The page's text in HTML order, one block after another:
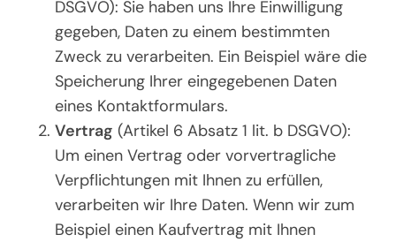
DSGVO): Sie haben uns Ihre Einwilligung
gegeben, Daten zu einem bestimmten
Zweck zu verarbeiten. Ein Beispiel wäre die
Speicherung Ihrer eingegebenen Daten
eines Kontaktformulars.
Vertrag (Artikel 6 Absatz 1 lit. b DSGVO):
Um einen Vertrag oder vorvertragliche
Verpflichtungen mit Ihnen zu erfüllen,
verarbeiten wir Ihre Daten. Wenn wir zum
Beispiel einen Kaufvertrag mit Ihnen